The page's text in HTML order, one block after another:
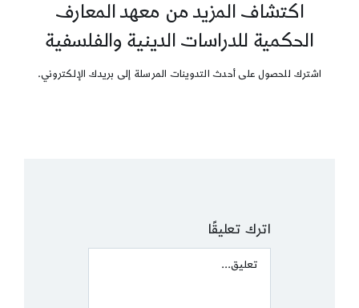
اكتشاف المزيد من معهد المعارف
الحكمية للدراسات الدينية والفلسفية
اشترك للحصول على أحدث التدوينات المرسلة إلى بريدك الإلكتروني.
اترك تعليقًا
Comment